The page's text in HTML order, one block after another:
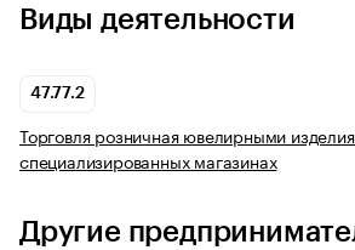
Виды деятельности
47.77.2
Торговля розничная ювелирными
специализированных магазинах
Другие